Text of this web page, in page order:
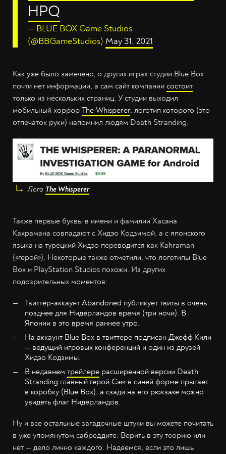
HPQ
— BLUE BOX Game Studios
(@BBGameStudios) May 31, 2021
Как уже было замечено, о других играх студии Blue Box
почти нет информации, а сам сайт компании состоит
только из нескольких страниц. У студии выходил
мобильный хоррор The Whisperer, логотип которого (это
отпечаток руки) напомнил людям Death Stranding.
Лого The Whisperer
Также первые буквы в имени и фамилии Хасана
Кахрамана совпадают с Хидэо Кодзимой, а с японского
языка на турецкий Хидэо переводится как Kahraman
(«герой»). Некоторые также отметили, что логотипы Blue
Box и PlayStation Studios похожи. Из других
подозрительных моментов:
Твиттер-аккаунт Abandoned публикует твиты в очень
позднее для Нидерландов время (три ночи). В
Японии в это время раннее утро.
На аккаунт Blue Box в твиттере подписан Джефф Кили
— ведущий игровых конференций и один из друзей
Хидэо Кодзимы.
В недавнем трейлере расширенной версии Death
Stranding главный герой Сэм в синей форме прыгает
в коробку (Blue Box), а сзади на его рюкзаке можно
увидеть флаг Нидерландов.
Ну и все остальные загадочные штуки вы можете почитать
в уже упомянутом сабреддите. Верить в эту теорию или
нет — дело лично каждого. Надеемся, если это лишь